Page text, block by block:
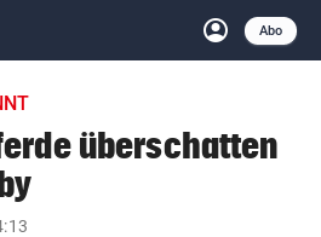
account_circle
Anmelden
Abo
close Schließen
überschatten